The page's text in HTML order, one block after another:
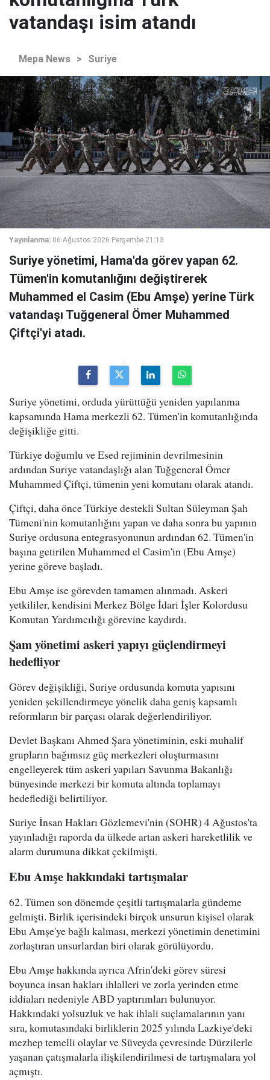
vatandaşı isim atandı
Mepa News > Suriye
Yayınlanma: 06 Ağustos 2026 Perşembe 21:13
Suriye yönetimi, Hama'da görev yapan 62.
Tümen'in komutanlığını değiştirerek
Muhammed el Casim (Ebu Amşe) yerine Türk
vatandaşı Tuğgeneral Ömer Muhammed
Çiftçi'yi atadı.
Suriye yönetimi, orduda yürüttüğü yeniden yapılanma
kapsamında Hama merkezli 62. Tümen'in komutanlığında
değişikliğe gitti.
Türkiye doğumlu ve Esed rejiminin devrilmesinin
ardından Suriye vatandaşlığı alan Tuğgeneral Ömer
Muhammed Çiftçi, tümenin yeni komutanı olarak atandı.
Çiftçi, daha önce Türkiye destekli Sultan Süleyman Şah
Tümeni'nin komutanlığını yapan ve daha sonra bu yapının
Suriye ordusuna entegrasyonunun ardından 62. Tümen'in
başına getirilen Muhammed el Casim'in (Ebu Amşe)
yerine göreve başladı.
Ebu Amşe ise görevden tamamen alınmadı. Askeri
yetkililer, kendisini Merkez Bölge İdari İşler Kolordusu
Komutan Yardımcılığı görevine kaydırdı.
Şam yönetimi askeri yapıyı güçlendirmeyi
hedefliyor
Görev değişikliği, Suriye ordusunda komuta yapısını
yeniden şekillendirmeye yönelik daha geniş kapsamlı
reformların bir parçası olarak değerlendiriliyor.
Devlet Başkanı Ahmed Şara yönetiminin, eski muhalif
grupların bağımsız güç merkezleri oluşturmasını
engelleyerek tüm askeri yapıları Savunma Bakanlığı
bünyesinde merkezi bir komuta altında toplamayı
hedeflediği belirtiliyor.
Suriye İnsan Hakları Gözlemevi'nin (SOHR) 4 Ağustos'ta
yayınladığı raporda da ülkede artan askeri hareketlilik ve
alarm durumuna dikkat çekilmişti.
Ebu Amşe hakkındaki tartışmalar
62. Tümen son dönemde çeşitli tartışmalarla gündeme
gelmişti. Birlik içerisindeki birçok unsurun kişisel olarak
Ebu Amşe'ye bağlı kalması, merkezi yönetimin denetimini
zorlaştıran unsurlardan biri olarak görülüyordu.
Ebu Amşe hakkında ayrıca Afrin'deki görev süresi
boyunca insan hakları ihlalleri ve zorla yerinden etme
iddiaları nedeniyle ABD yaptırımları bulunuyor.
Hakkındaki yolsuzluk ve hak ihlali suçlamalarının yanı
sıra, komutasındaki birliklerin 2025 yılında Lazkiye'deki
mezhep temelli olaylar ve Süveyda çevresinde Dürzilerle
yaşanan çatışmalarla ilişkilendirilmesi de tartışmalara yol
açmıştı.